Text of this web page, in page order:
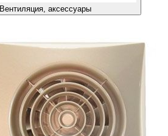
Вентиляция, аксессуары